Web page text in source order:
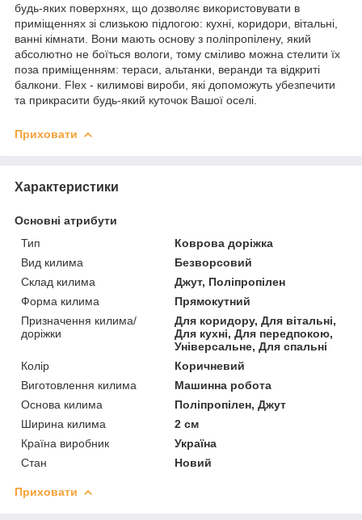
будь-яких поверхнях, що дозволяє використовувати в
приміщеннях зі слизькою підлогою: кухні, коридори, вітальні,
ванні кімнати. Вони мають основу з поліпропілену, який
абсолютно не боїться вологи, тому сміливо можна стелити їх
поза приміщенням: тераси, альтанки, веранди та відкриті
балкони. Flex - килимові вироби, які допоможуть убезпечити
та прикрасити будь-який куточок Вашої оселі.
Приховати
Характеристики
Основні атрибути
Тип
Коврова доріжка
Вид килима
Безворсовий
Склад килима
Джут, Поліпропілен
Форма килима
Прямокутний
Призначення килима/
доріжки
Для коридору, Для вітальні,
Для кухні, Для передпокою,
Універсальне, Для спальні
Колір
Коричневий
Виготовлення килима
Машинна робота
Основа килима
Поліпропілен, Джут
Ширина килима
2 см
Країна виробник
Україна
Стан
Новий
Приховати